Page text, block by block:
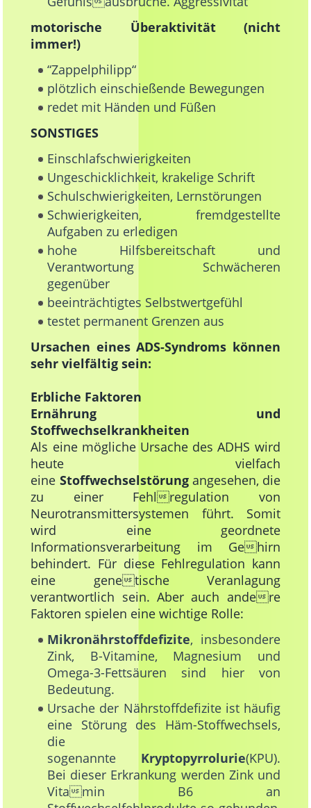
motorische Überaktivität (nicht
immer!)
“Zappelphilipp“
plötzlich einschießende Bewegungen
redet mit Händen und Füßen
SONSTIGES
Einschlafschwierigkeiten
Ungeschicklichkeit, krakelige Schrift
Schulschwierigkeiten, Lernstörungen
Schwierigkeiten, fremdgestellte
Aufgaben zu erledigen
hohe Hilfsbereitschaft und
Verantwortung Schwächeren
gegenüber
beeinträchtigtes Selbstwertgefühl
testet permanent Grenzen aus
Ursachen eines ADS-Syndroms können
sehr vielfältig sein:
Erbliche Faktoren
Ernährung und
Stoffwechselkrankheiten
Als eine mögliche Ursache des ADHS wird
heute vielfach
eine Stoffwechselstörungangesehen, die
zu einer Fehlregulation von
Neurotransmittersystemen führt. Somit
wird eine geordnete
Informationsverarbeitung im Gehirn
behindert. Für diese Fehlregulation kann
eine genetische Veranlagung
verantwortlich sein. Aber auch andere
Faktoren spielen eine wichtige Rolle:
Mikronährstoffdefizite, insbesondere
Zink, B-Vitamine, Magnesium und
Omega-3-Fettsäuren sind hier von
Bedeutung.
Ursache der Nährstoffdefizite ist häufig
eine Störung des Häm-Stoffwechsels,
die
sogenannte Kryptopyrrolurie(KPU).
Bei dieser Erkrankung werden Zink und
Vitamin B6 an